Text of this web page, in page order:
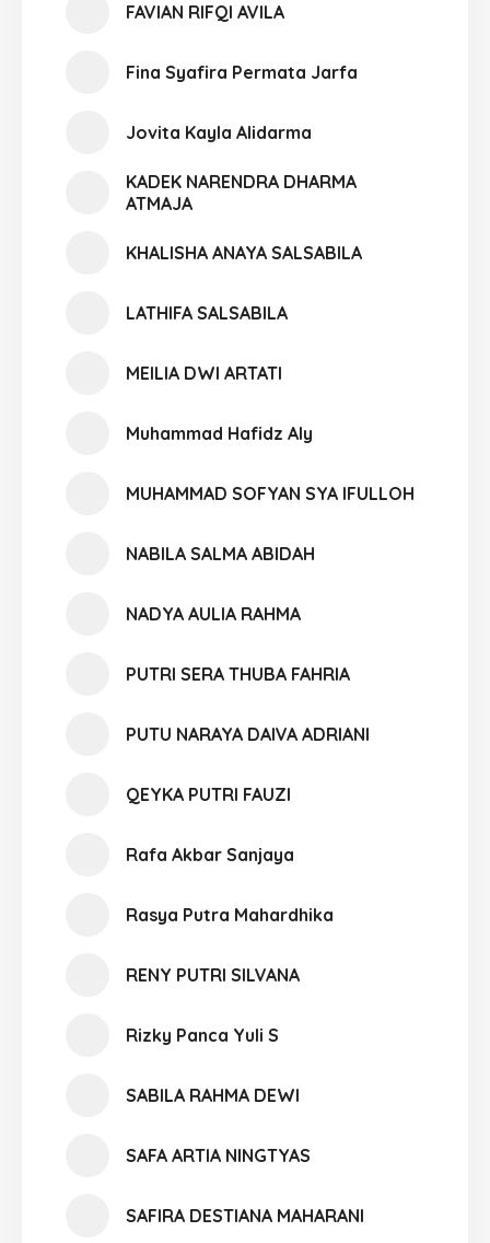
FAVIAN RIFQI AVILA
Fina Syafira Permata Jarfa
Jovita Kayla Alidarma
KADEK NARENDRA DHARMA
ATMAJA
KHALISHA ANAYA SALSABILA
LATHIFA SALSABILA
MEILIA DWI ARTATI
Muhammad Hafidz Aly
MUHAMMAD SOFYAN SYA IFULLOH
NABILA SALMA ABIDAH
NADYA AULIA RAHMA
PUTRI SERA THUBA FAHRIA
PUTU NARAYA DAIVA ADRIANI
QEYKA PUTRI FAUZI
Rafa Akbar Sanjaya
Rasya Putra Mahardhika
RENY PUTRI SILVANA
Rizky Panca Yuli S
SABILA RAHMA DEWI
SAFA ARTIA NINGTYAS
SAFIRA DESTIANA MAHARANI